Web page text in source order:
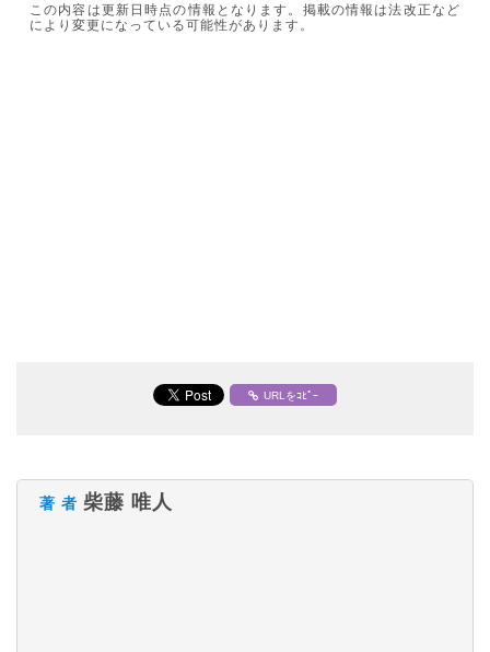
この内容は更新日時点の情報となります。掲載の情報は法改正など
により変更になっている可能性があります。
URLをｺﾋﾟｰ
著 者 柴藤 唯人